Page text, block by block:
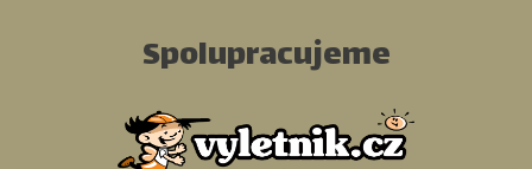
Spolupracujeme